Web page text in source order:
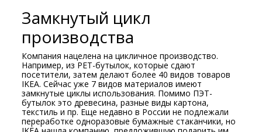
Замкнутый цикл
производства
Компания нацелена на цикличное производство.
Например, из PET-бутылок, которые сдают
посетители, затем делают более 40 видов товаров
IKEA. Сейчас уже 7 видов материалов имеют
замкнутые циклы использования. Помимо ПЭТ-
бутылок это древесина, разные виды картона,
текстиль и пр. Еще недавно в России не подлежали
переработке одноразовые бумажные стаканчики, но